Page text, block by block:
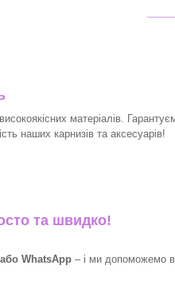
матеріалів.
наших карнизів та аксесуарів!​
та швидко!
WhatsApp – і ми допоможемо